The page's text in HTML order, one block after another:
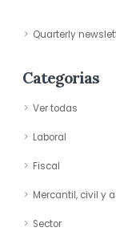
Quarterly
Categorias
Ver todas
Laboral
Fiscal
Mercantil, civil y
Sector